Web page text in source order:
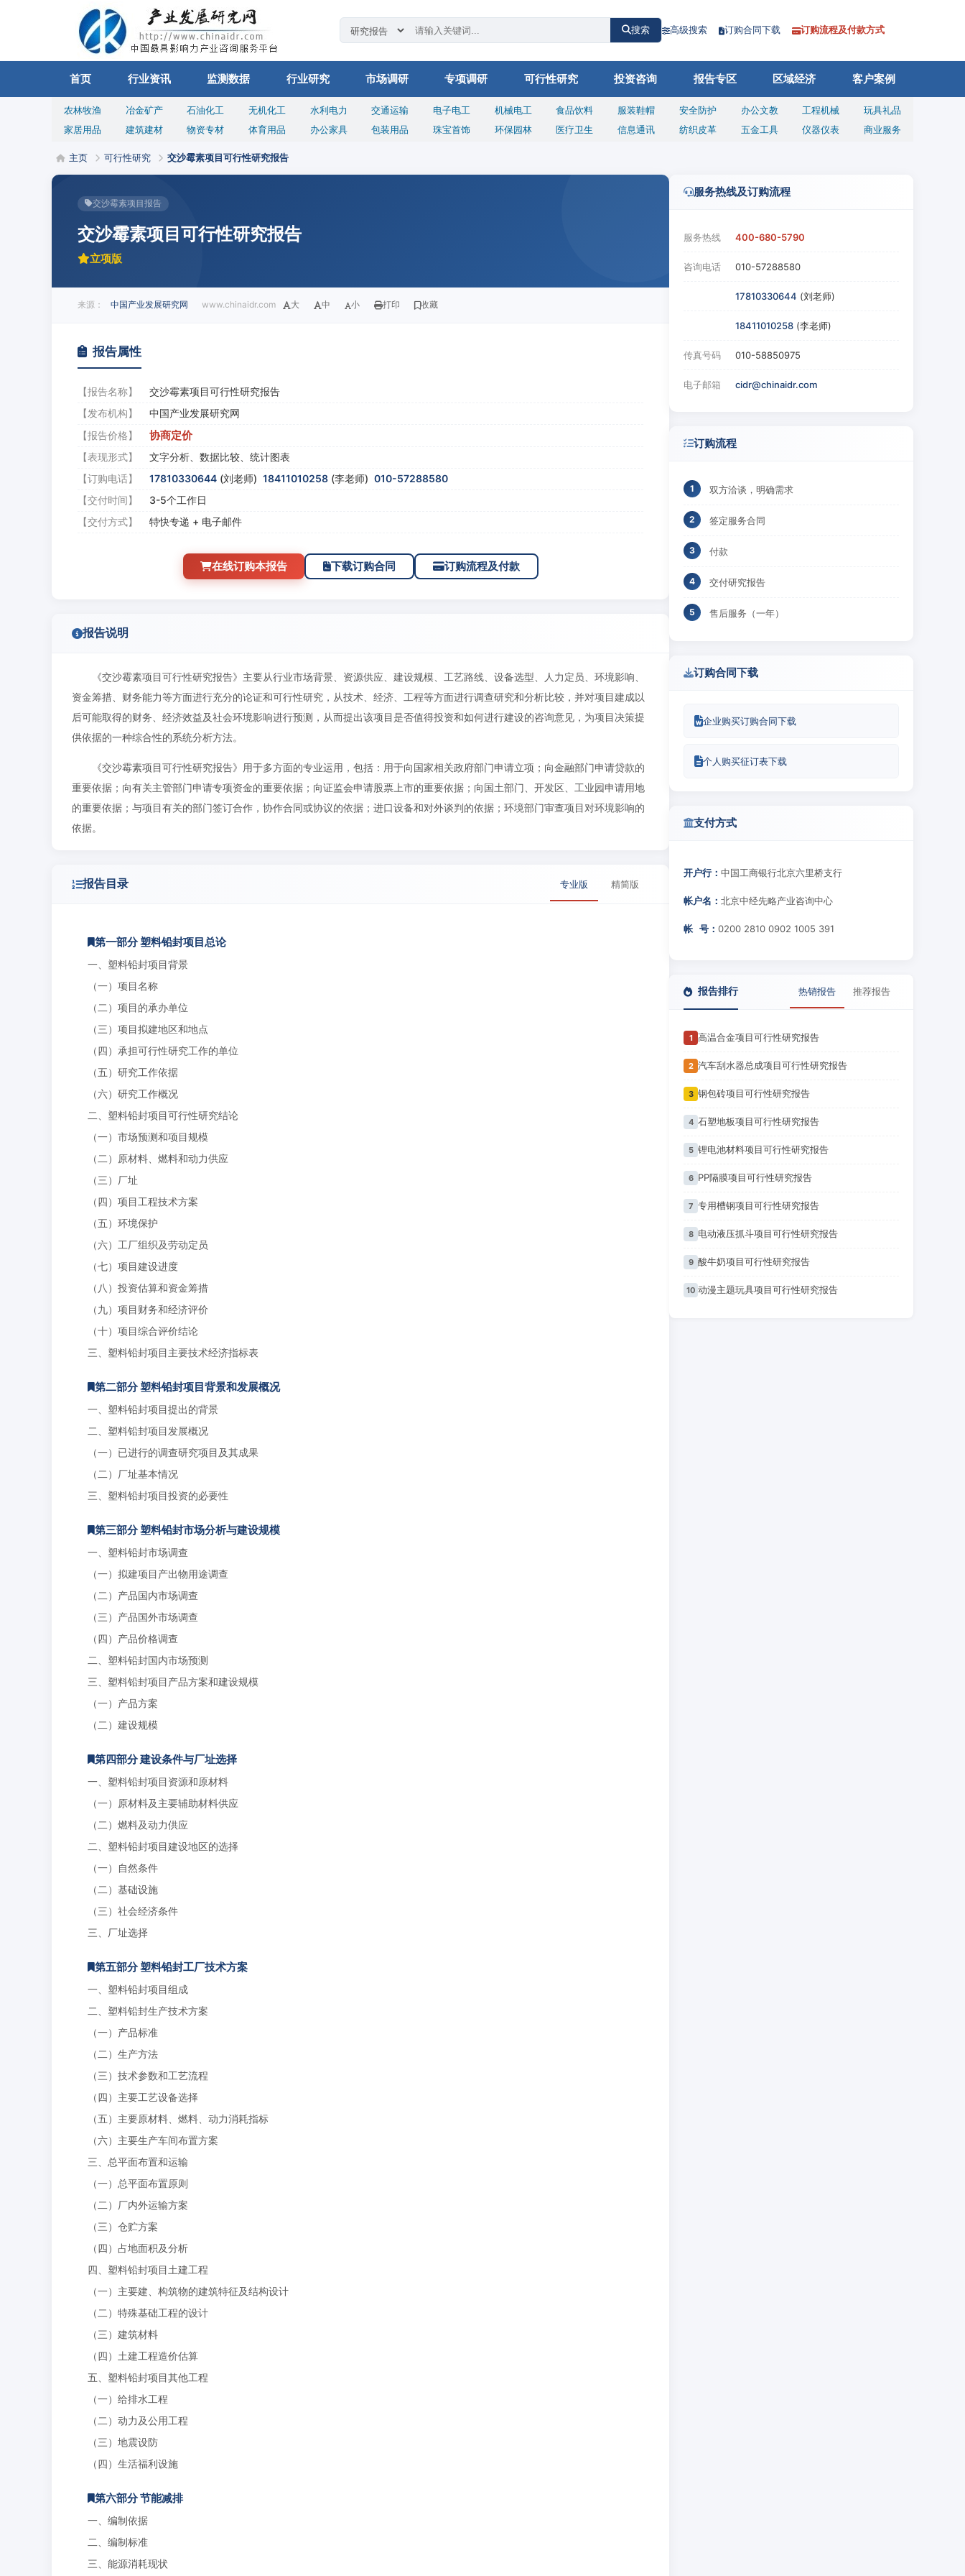
搜索 高级搜索 订购合同下载 订购流程及付款方式
首页 行业资讯 监测数据 行业研究 市场调研 专项调研 可行性研究 投资咨询 报告专区 区域经济 客户案例
农林牧渔 冶金矿产 石油化工 无机化工 水利电力 交通运输 电子电工 机械电工 食品饮料 服装鞋帽 安全防护 办公文教 工程机械
玩具礼品
家居用品
建筑建材 物资专材 体育用品 办公家具 包装用品 珠宝首饰 环保园林 医疗卫生 信息通讯 纺织皮革 五金工具 仪器仪表 商业服务
主页 可行性研究 交沙霉素项目可行性研究报告
交沙霉素项目报告
交沙霉素项目可行性研究报告
立项版
来源： 中国产业发展研究网 www.chinaidr.com 大 中 小 打印 收藏
报告属性
【报告名称】
交沙霉素项目可行性研究报告
【发布机构】
中国产业发展研究网
【报告价格】
协商定价
【表现形式】
文字分析、数据比较、统计图表
【订购电话】
17810330644 (刘老师) 18411010258 (李老师) 010-57288580
【交付时间】
3-5个工作日
【交付方式】
特快专递 + 电子邮件
在线订购本报告 下载订购合同 订购流程及付款
报告说明
《交沙霉素项目可行性研究报告》主要从行业市场背景、资源供应、建设规模、工艺路线、设备选型、人力定员、环境影响、
资金筹措、财务能力等方面进行充分的论证和可行性研究，从技术、经济、工程等方面进行调查研究和分析比较，并对项目建成以
后可能取得的财务、经济效益及社会环境影响进行预测，从而提出该项目是否值得投资和如何进行建设的咨询意见，为项目决策提
供依据的一种综合性的系统分析方法。
《交沙霉素项目可行性研究报告》用于多方面的专业运用，包括：用于向国家相关政府部门申请立项；向金融部门申请贷款的
重要依据；向有关主管部门申请专项资金的重要依据；向证监会申请股票上市的重要依据；向国土部门、开发区、工业园申请用地
的重要依据；与项目有关的部门签订合作，协作合同或协议的依据；进口设备和对外谈判的依据；环境部门审查项目对环境影响的
依据。
报告目录 专业版 精简版
第一部分 塑料铅封项目总论
一、塑料铅封项目背景
（一）项目名称
（二）项目的承办单位
（三）项目拟建地区和地点
（四）承担可行性研究工作的单位
（五）研究工作依据
（六）研究工作概况
二、塑料铅封项目可行性研究结论
（一）市场预测和项目规模
（二）原材料、燃料和动力供应
（三）厂址
（四）项目工程技术方案
（五）环境保护
（六）工厂组织及劳动定员
（七）项目建设进度
（八）投资估算和资金筹措
（九）项目财务和经济评价
（十）项目综合评价结论
三、塑料铅封项目主要技术经济指标表
第二部分 塑料铅封项目背景和发展概况
一、塑料铅封项目提出的背景
二、塑料铅封项目发展概况
（一）已进行的调查研究项目及其成果
（二）厂址基本情况
三、塑料铅封项目投资的必要性
第三部分 塑料铅封市场分析与建设规模
一、塑料铅封市场调查
（一）拟建项目产出物用途调查
（二）产品国内市场调查
（三）产品国外市场调查
（四）产品价格调查
二、塑料铅封国内市场预测
三、塑料铅封项目产品方案和建设规模
（一）产品方案
（二）建设规模
第四部分 建设条件与厂址选择
一、塑料铅封项目资源和原材料
（一）原材料及主要辅助材料供应
（二）燃料及动力供应
二、塑料铅封项目建设地区的选择
（一）自然条件
（二）基础设施
（三）社会经济条件
三、厂址选择
第五部分 塑料铅封工厂技术方案
一、塑料铅封项目组成
二、塑料铅封生产技术方案
（一）产品标准
（二）生产方法
（三）技术参数和工艺流程
（四）主要工艺设备选择
（五）主要原材料、燃料、动力消耗指标
（六）主要生产车间布置方案
三、总平面布置和运输
（一）总平面布置原则
（二）厂内外运输方案
（三）仓贮方案
（四）占地面积及分析
四、塑料铅封项目土建工程
（一）主要建、构筑物的建筑特征及结构设计
（二）特殊基础工程的设计
（三）建筑材料
（四）土建工程造价估算
五、塑料铅封项目其他工程
（一）给排水工程
（二）动力及公用工程
（三）地震设防
（四）生活福利设施
第六部分 节能减排
一、编制依据
二、编制标准
三、能源消耗现状
服务热线及订购流程
服务热线 400-680-5790
咨询电话 010-57288580
17810330644 (刘老师)
18411010258 (李老师)
传真号码 010-58850975
电子邮箱 cidr@chinaidr.com
订购流程
双方洽谈，明确需求
签定服务合同
付款
交付研究报告
售后服务（一年）
订购合同下载
企业购买订购合同下载
个人购买征订表下载
支付方式
开户行： 中国工商银行北京六里桥支行
帐户名： 北京中经先略产业咨询中心
帐 号： 0200 2810 0902 1005 391
报告排行 热销报告 推荐报告
1 高温合金项目可行性研究报告
2 汽车刮水器总成项目可行性研究报告
3 钢包砖项目可行性研究报告
4 石塑地板项目可行性研究报告
5 锂电池材料项目可行性研究报告
6 PP隔膜项目可行性研究报告
7 专用槽钢项目可行性研究报告
8 电动液压抓斗项目可行性研究报告
9 酸牛奶项目可行性研究报告
10 动漫主题玩具项目可行性研究报告